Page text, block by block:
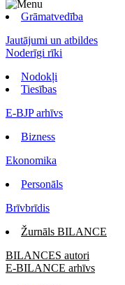
Grāmatvedība
Jautājumi un atbildes
Noderīgi rīki
Nodokļi
Tiesības
E-BJP arhīvs
Bizness
Ekonomika
Personāls
Brīvbrīdis
Žurnāls BILANCE
BILANCES autori
E-BILANCE arhīvs